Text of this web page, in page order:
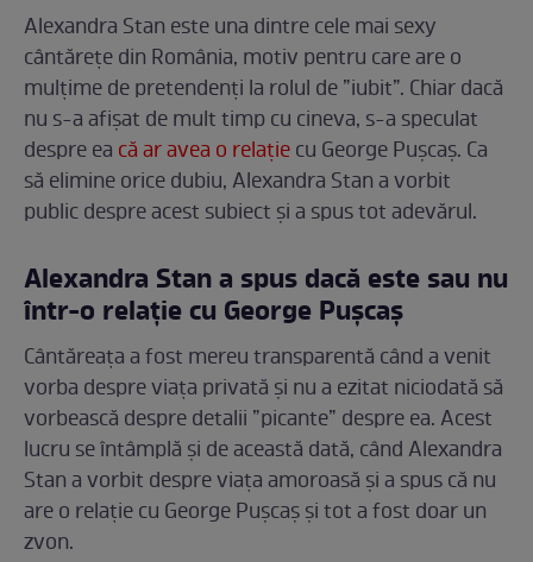
Alexandra Stan este una dintre cele mai sexy
cântărețe din România, motiv pentru care are o
mulțime de pretendenți la rolul de ”iubit”. Chiar dacă
nu s-a afișat de mult timp cu cineva, s-a speculat
despre ea că ar avea o relațiecu George Pușcaș. Ca
să elimine orice dubiu, Alexandra Stan a vorbit
public despre acest subiect și a spus tot adevărul.
Alexandra Stan a spus dacă este sau nu
într-o relație cu George Pușcaș
Cântăreața a fost mereu transparentă când a venit
vorba despre viața privată și nu a ezitat niciodată să
vorbească despre detalii ”picante” despre ea. Acest
lucru se întâmplă și de această dată, când Alexandra
Stan a vorbit despre viața amoroasă și a spus că nu
are o relație cu George Pușcaș și tot a fost doar un
zvon.